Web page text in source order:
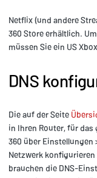
Netflix (und andere
360 Store erhältlich.
müssen Sie ein US
DNS
Die auf der Seite
in Ihren Router, für
360 über
Netzwerk konfigurieren
brauchen die DNS-